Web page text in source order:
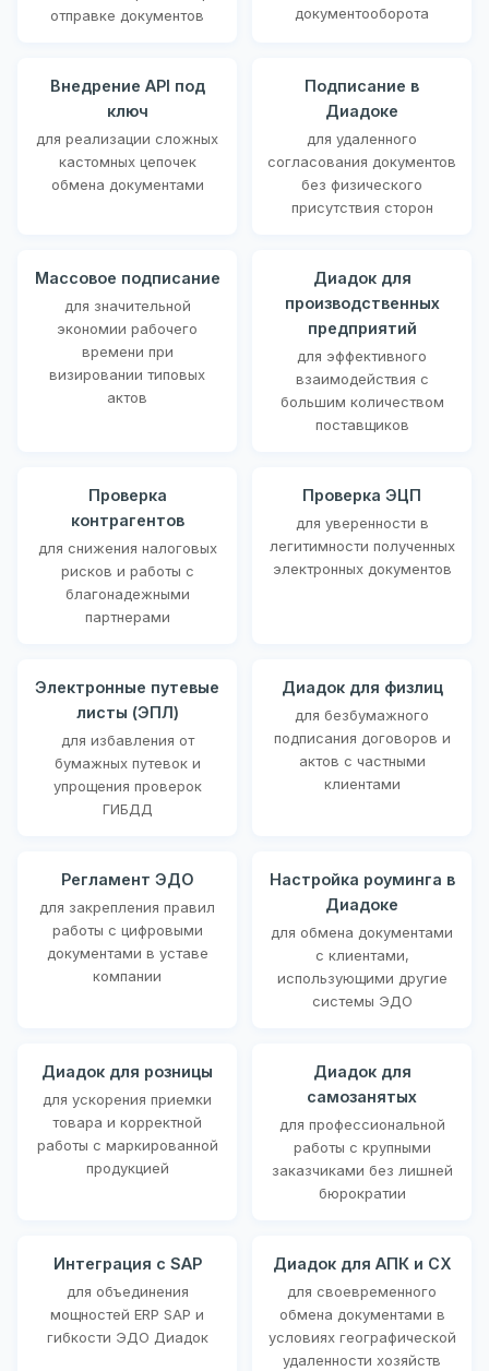
отправке документов
документооборота
Внедрение API под
ключ
для реализации сложных
кастомных цепочек
обмена документами
Подписание в
Диадоке
для удаленного
согласования документов
без физического
присутствия сторон
Массовое подписание
для значительной
экономии рабочего
времени при
визировании типовых
актов
Диадок для
производственных
предприятий
для эффективного
взаимодействия с
большим количеством
поставщиков
Проверка
контрагентов
для снижения налоговых
рисков и работы с
благонадежными
партнерами
Проверка ЭЦП
для уверенности в
легитимности полученных
электронных документов
Электронные путевые
листы (ЭПЛ)
для избавления от
бумажных путевок и
упрощения проверок
ГИБДД
Диадок для физлиц
для безбумажного
подписания договоров и
актов с частными
клиентами
Регламент ЭДО
для закрепления правил
работы с цифровыми
документами в уставе
компании
Настройка роуминга в
Диадоке
для обмена документами
с клиентами,
использующими другие
системы ЭДО
Диадок для розницы
для ускорения приемки
товара и корректной
работы с маркированной
продукцией
Диадок для
самозанятых
для профессиональной
работы с крупными
заказчиками без лишней
бюрократии
Интеграция с SAP
для объединения
мощностей ERP SAP и
гибкости ЭДО Диадок
Диадок для АПК и СХ
для своевременного
обмена документами в
условиях географической
удаленности хозяйств